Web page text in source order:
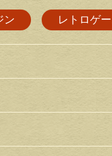
ン レトロゲ